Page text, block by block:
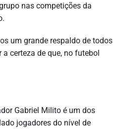
nas competições da
um grande respaldo de todos
certeza de que, no futebol
Gabriel Milito é um dos
jogadores do nível de